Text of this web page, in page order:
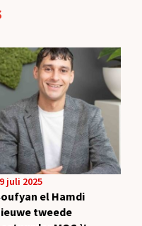
juli 2025
el Hamdi
tweede